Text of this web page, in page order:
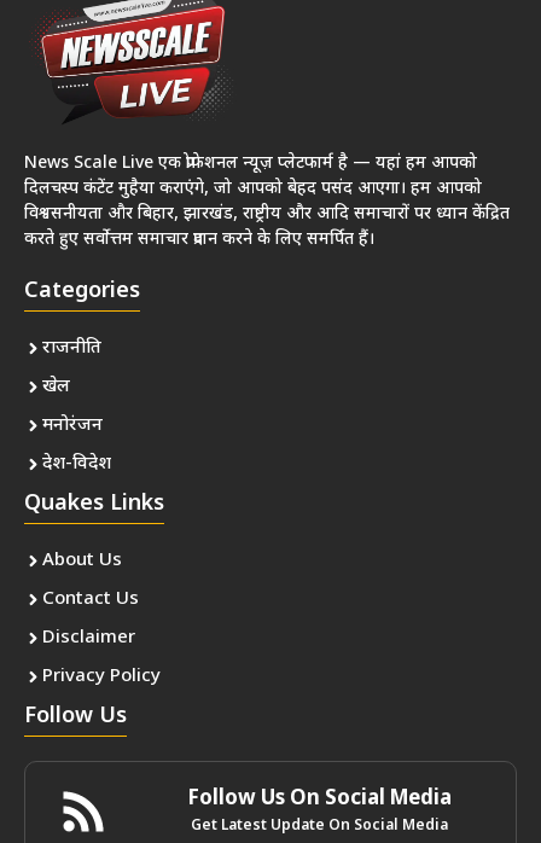
News Scale Live एक प्रोफेशनल न्यूज़ प्लेटफार्म है — यहां हम आपको
दिलचस्प कंटेंट मुहैया कराएंगे, जो आपको बेहद पसंद आएगा। हम आपको
विश्वसनीयता और बिहार, झारखंड, राष्ट्रीय और आदि समाचारों पर ध्यान केंद्रित
करते हुए सर्वोत्तम समाचार प्रदान करने के लिए समर्पित हैं।
Categories
राजनीति
खेल
मनोरंजन
देश-विदेश
Quakes Links
About Us
Contact Us
Disclaimer
Privacy Policy
Follow Us
Follow Us On Social Media
Get Latest Update On Social Media